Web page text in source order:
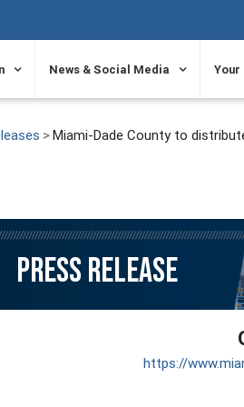
News & Social Media Your
Miami-Dade County to
PRESS RELEASE
https://